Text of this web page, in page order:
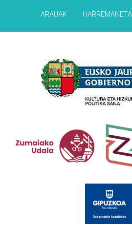
ARAUAK